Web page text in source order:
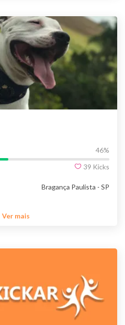
46%
39 Kicks
Bragança Paulista - SP
Ver mais